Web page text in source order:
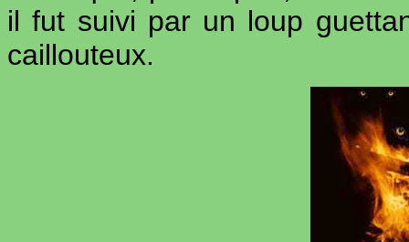
il fut suivi par un loup
caillouteux.